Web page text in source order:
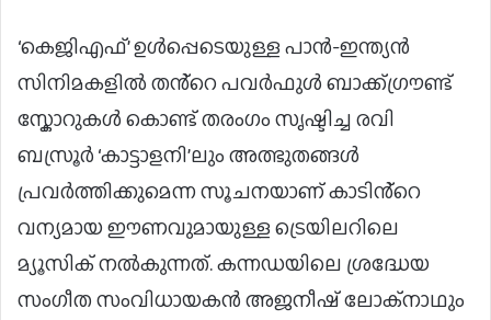
‘കെജിഎഫ്’ ഉൾപ്പെടെയുള്ള പാൻ-ഇന്ത്യൻ
സിനിമകളിൽ തൻ്റെ പവർഫുൾ ബാക്ക്ഗ്രൗണ്ട്
സ്കോറുകൾ കൊണ്ട് തരംഗം സൃഷ്ടിച്ച രവി
ബസ്രൂർ ‘കാട്ടാളനി’ലും അത്ഭുതങ്ങൾ
പ്രവർത്തിക്കുമെന്ന സൂചനയാണ് കാടിൻ്റെ
വന്യമായ ഈണവുമായുള്ള ട്രെയിലറിലെ
മ്യൂസിക് നൽകുന്നത്. കന്നഡയിലെ ശ്രദ്ധേയ
സംഗീത സംവിധായകൻ അജനീഷ് ലോക്നാഥും